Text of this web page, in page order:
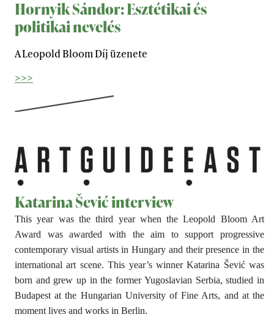
Hornyik Sándor: Esztétikai és
politikai nevelés
A Leopold Bloom Díj üzenete
>>>
Katarina Šević interview
This year was the third year when the Leopold Bloom Art
Award was awarded with the aim to support progressive
contemporary visual artists in Hungary and their presence in the
international art scene. This year’s winner Katarina Šević was
born and grew up in the former Yugoslavian Serbia, studied in
Budapest at the Hungarian University of Fine Arts, and at the
moment lives and works in Berlin.